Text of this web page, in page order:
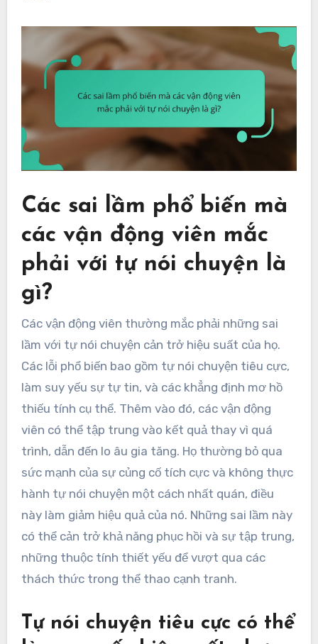
Các sai lầm phổ biến mà
các vận động viên mắc
phải với tự nói chuyện là
gì?
Các vận động viên thường mắc phải những sai
lầm với tự nói chuyện cản trở hiệu suất của họ.
Các lỗi phổ biến bao gồm tự nói chuyện tiêu cực,
làm suy yếu sự tự tin, và các khẳng định mơ hồ
thiếu tính cụ thể. Thêm vào đó, các vận động
viên có thể tập trung vào kết quả thay vì quá
trình, dẫn đến lo âu gia tăng. Họ thường bỏ qua
sức mạnh của sự củng cố tích cực và không thực
hành tự nói chuyện một cách nhất quán, điều
này làm giảm hiệu quả của nó. Những sai lầm này
có thể cản trở khả năng phục hồi và sự tập trung,
những thuộc tính thiết yếu để vượt qua các
thách thức trong thể thao cạnh tranh.
Tự nói chuyện tiêu cực có thể